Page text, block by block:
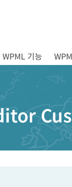
WPML 기능